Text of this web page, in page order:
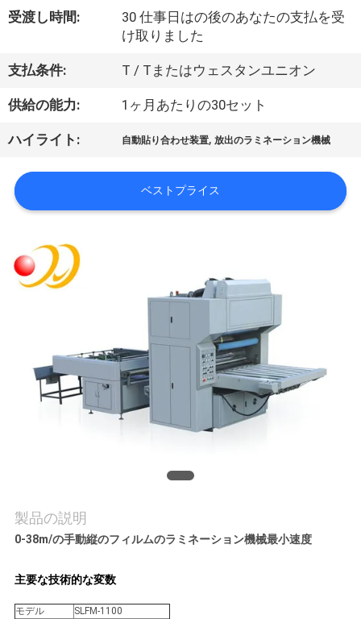
私
に
つ
い
て
場
私
達
に
受渡し時間:
30 仕事日はの後のあなたの支払を受
け取りました
支払条件: T / Tまたはウェスタンユニオン
供給の能力: 1ヶ月あたりの30セット
ハイライト: 自動貼り合わせ装置,放出のラミネーション機械
ベストプライス
製品の説明
0-38m/の手動縦のフィルムのラミネーション機械最小速度
主要な技術的な変数
モデル
SLFM-1100